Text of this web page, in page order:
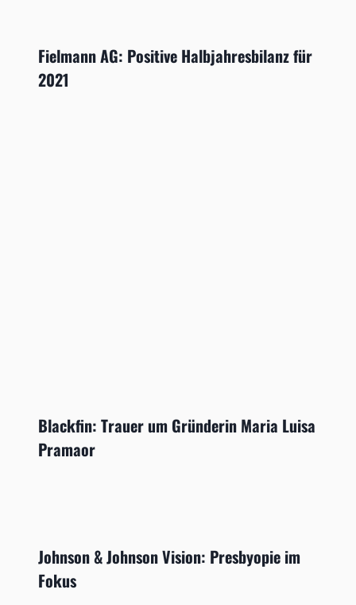
Fielmann AG: Positive Halbjahresbilanz für
2021
Blackfin: Trauer um Gründerin Maria Luisa
Pramaor
Johnson & Johnson Vision: Presbyopie im
Fokus